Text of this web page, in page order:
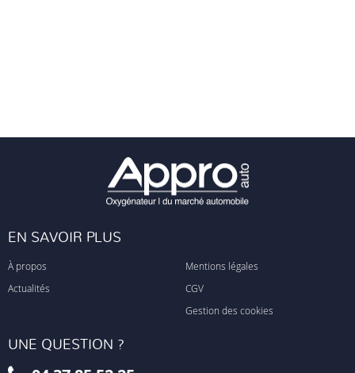
EN SAVOIR PLUS
À propos
Actualités
Mentions légales
CGV
Gestion des cookies
UNE QUESTION ?